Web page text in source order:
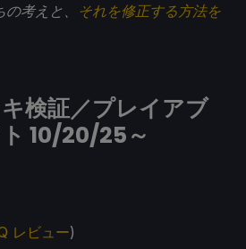
考えと、 それを修正する方法を
検証／プレイアブ
10/20/25～
レビュー)